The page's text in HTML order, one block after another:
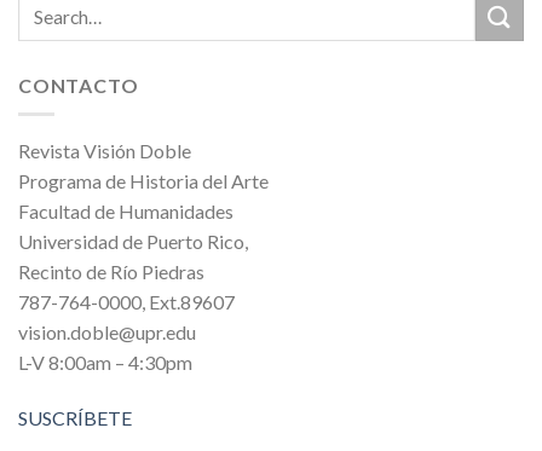
CONTACTO
Revista Visión Doble
Programa de Historia del Arte
Facultad de Humanidades
Universidad de Puerto Rico,
Recinto de Río Piedras
787-764-0000, Ext.89607
vision.doble@upr.edu
L-V 8:00am – 4:30pm
SUSCRÍBETE